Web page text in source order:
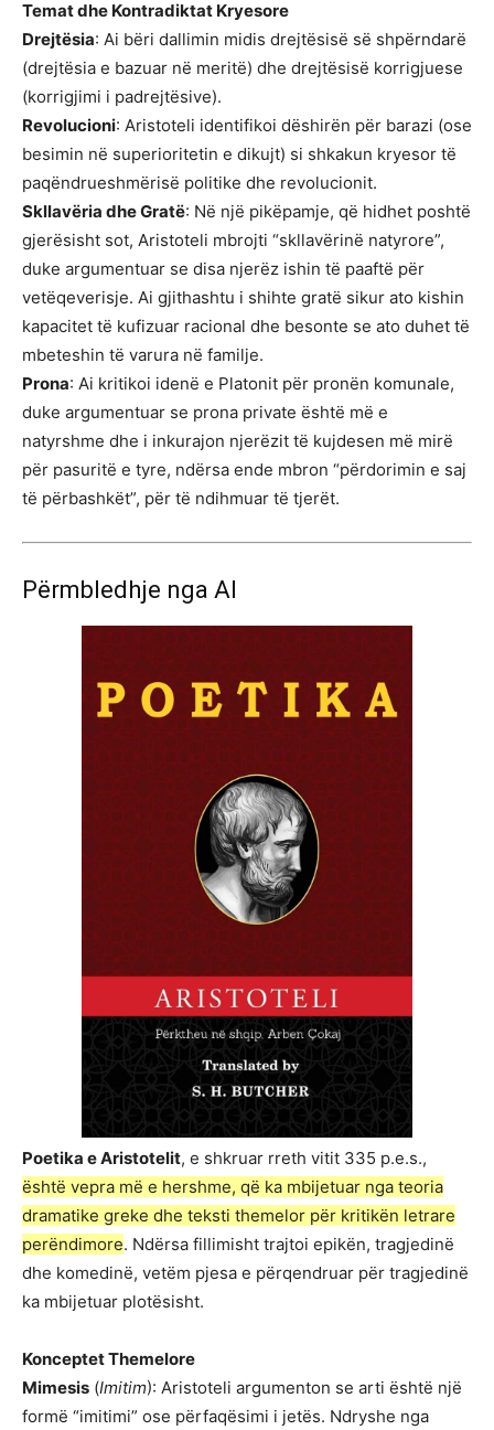
Temat dhe Kontradiktat Kryesore
Drejtësia: Ai bëri dallimin midis drejtësisë së shpërndarë
(drejtësia e bazuar në meritë) dhe drejtësisë korrigjuese
(korrigjimi i padrejtësive).
Revolucioni: Aristoteli identifikoi dëshirën për barazi (ose
besimin në superioritetin e dikujt) si shkakun kryesor të
paqëndrueshmërisë politike dhe revolucionit.
Skllavëria dhe Gratë: Në një pikëpamje, që hidhet poshtë
gjerësisht sot, Aristoteli mbrojti “skllavërinë natyrore”,
duke argumentuar se disa njerëz ishin të paaftë për
vetëqeverisje. Ai gjithashtu i shihte gratë sikur ato kishin
kapacitet të kufizuar racional dhe besonte se ato duhet të
mbeteshin të varura në familje.
Prona: Ai kritikoi idenë e Platonit për pronën komunale,
duke argumentuar se prona private është më e
natyrshme dhe i inkurajon njerëzit të kujdesen më mirë
për pasuritë e tyre, ndërsa ende mbron “përdorimin e saj
të përbashkët”, për të ndihmuar të tjerët.
Përmbledhje nga AI
Poetika e Aristotelit, e shkruar rreth vitit 335 p.e.s.,
është vepra më e hershme, që ka mbijetuar nga teoria
dramatike greke dhe teksti themelor për kritikën letrare
perëndimore. Ndërsa fillimisht trajtoi epikën, tragjedinë
dhe komedinë, vetëm pjesa e përqendruar për tragjedinë
ka mbijetuar plotësisht.
Konceptet Themelore
Mimesis (Imitim): Aristoteli argumenton se arti është një
formë “imitimi” ose përfaqësimi i jetës. Ndryshe nga